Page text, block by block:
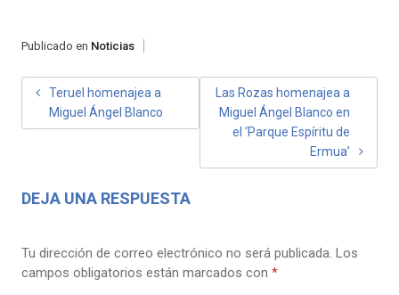
Publicado en Noticias
NAVEGACIÓN
DE
Teruel homenajea a
Miguel Ángel Blanco
Las Rozas homenajea a
Miguel Ángel Blanco en
el ‘Parque Espíritu de
Ermua’
DEJA UNA RESPUESTA
Tu dirección de correo electrónico no será publicada. Los
campos obligatorios están marcados con *